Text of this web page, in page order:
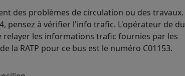
des problèmes de circulation ou des travaux.
pensez à vérifier l'info trafic. L'opérateur de du
relayer les informations trafic fournies par les
la RATP pour ce bus est le numéro C01153.